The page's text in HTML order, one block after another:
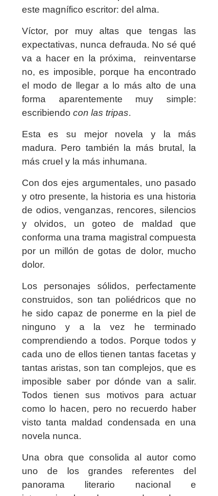
este magnífico escritor: del alma.
Víctor, por muy altas que tengas las
expectativas, nunca defrauda. No sé qué
va a hacer en la próxima, reinventarse
no, es imposible, porque ha encontrado
el modo de llegar a lo más alto de una
forma aparentemente muy simple:
escribiendo con las tripas.
Esta es su mejor novela y la más
madura. Pero también la más brutal, la
más cruel y la más inhumana.
Con dos ejes argumentales, uno pasado
y otro presente, la historia es una historia
de odios, venganzas, rencores, silencios
y olvidos, un goteo de maldad que
conforma una trama magistral compuesta
por un millón de gotas de dolor, mucho
dolor.
Los personajes sólidos, perfectamente
construidos, son tan poliédricos que no
he sido capaz de ponerme en la piel de
ninguno y a la vez he terminado
comprendiendo a todos. Porque todos y
cada uno de ellos tienen tantas facetas y
tantas aristas, son tan complejos, que es
imposible saber por dónde van a salir.
Todos tienen sus motivos para actuar
como lo hacen, pero no recuerdo haber
visto tanta maldad condensada en una
novela nunca.
Una obra que consolida al autor como
uno de los grandes referentes del
panorama literario nacional e